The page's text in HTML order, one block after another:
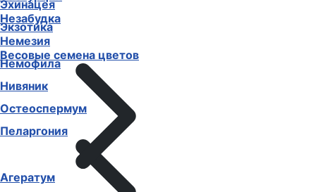
Незабудка
Немезия
Немофила
Нивяник
Остеоспермум
Пеларгония
Эхинацея
Экзотика
Весовые семена цветов
Агератум